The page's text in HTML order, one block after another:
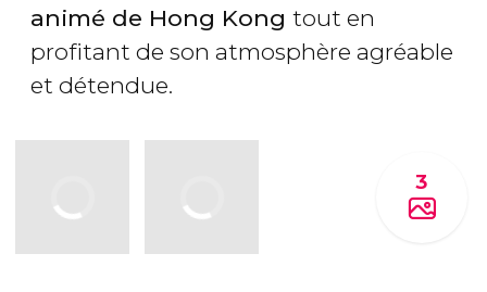
animé de Hong Kong tout en
profitant de son atmosphère agréable
et détendue.
3